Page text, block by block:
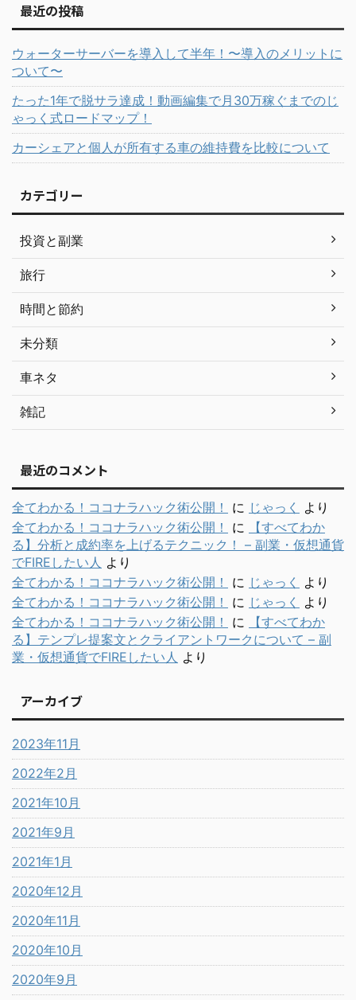
最近の投稿
ウォーターサーバーを導入して半年！〜導入のメリットに
ついて〜
たった1年で脱サラ達成！動画編集で月30万稼ぐまでのじ
ゃっく式ロードマップ！
カーシェアと個人が所有する車の維持費を比較について
カテゴリー
投資と副業
旅行
時間と節約
未分類
車ネタ
雑記
最近のコメント
全てわかる！ココナラハック術公開！ に じゃっく
より
全てわかる！ココナラハック術公開！
に
【すべてわか
る】分析と成約率を上げるテクニック！ – 副業・仮想通貨
でFIREしたい人 より
全てわかる！ココナラハック術公開！
に じゃっく
より
全てわかる！ココナラハック術公開！
に じゃっく
より
全てわかる！ココナラハック術公開！
に
【すべてわか
る】テンプレ提案文とクライアントワークについて – 副
業・仮想通貨でFIREしたい人 より
アーカイブ
2023年11月
2022年2月
2021年10月
2021年9月
2021年1月
2020年12月
2020年11月
2020年10月
2020年9月